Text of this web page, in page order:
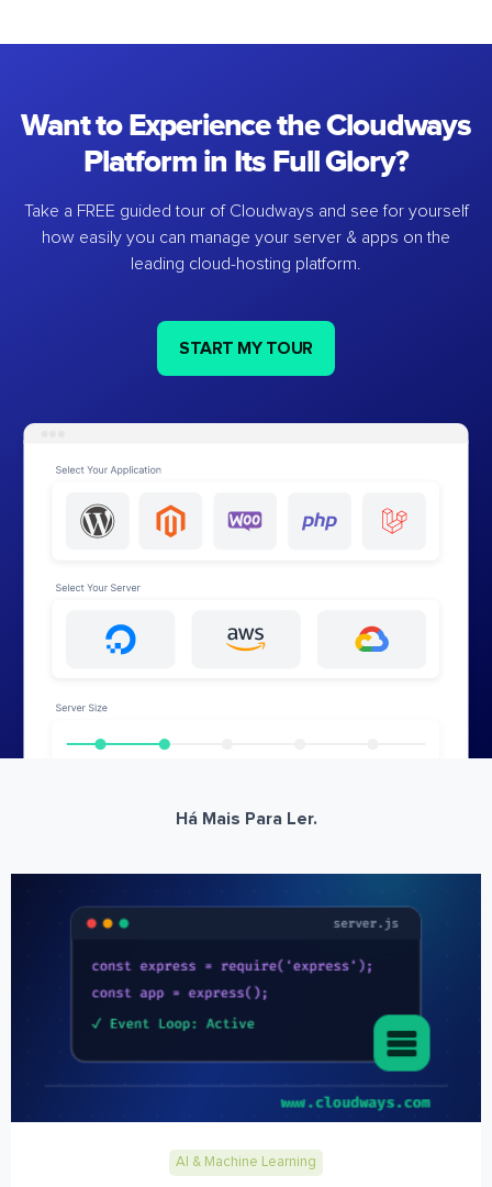
Want to Experience the Cloudways
Platform in Its Full Glory?
Take a FREE guided tour of Cloudways and see for yourself
how easily you can manage your server & apps on the
leading cloud-hosting platform.
START MY TOUR
Há Mais Para Ler.
AI & Machine Learning